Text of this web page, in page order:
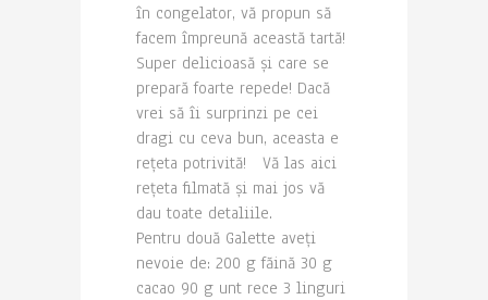
în congelator, vă propun să
facem împreună această tartă!
Super delicioasă și care se
prepară foarte repede! Dacă
vrei să îi surprinzi pe cei
dragi cu ceva bun, aceasta e
rețeta potrivită! Vă las aici
rețeta filmată și mai jos vă
dau toate detaliile.
Pentru două Galette aveți
nevoie de: 200 g făină 30 g
cacao 90 g unt rece 3 linguri